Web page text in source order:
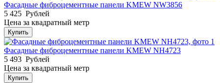
Фасадные фиброцементные панели KMEW NW3856
5 425 Рублей
Цена за квадратный метр
Купить
Фасадные фиброцементные панели KMEW NH4723
5 493 Рублей
Цена за квадратный метр
Купить